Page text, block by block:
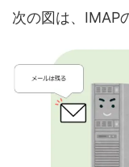
次の図は、IMAP